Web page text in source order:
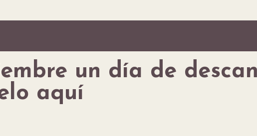
un día de
aquí